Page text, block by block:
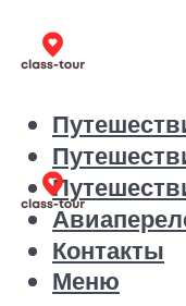
Контакты
Меню